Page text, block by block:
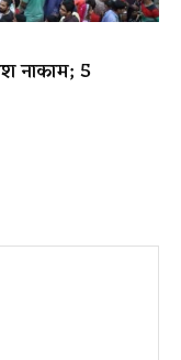
नाकाम; 5